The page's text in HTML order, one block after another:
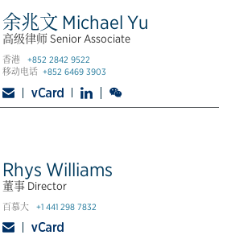
余兆文 Michael Yu
高级律师 Senior Associate
香港+852 2842 9522
移动电话+852 6469 3903
Rhys Williams
董事 Director
百慕大+1 441 298 7832